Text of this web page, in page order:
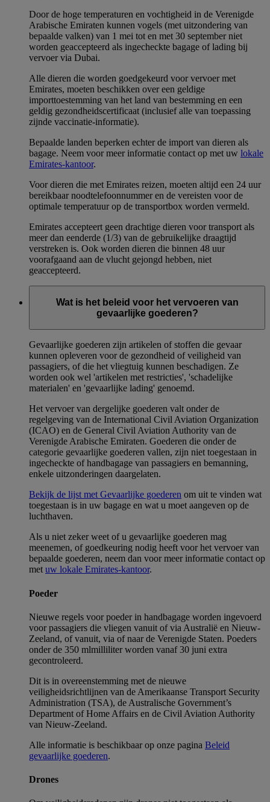
Door de hoge temperaturen en vochtigheid in de Verenigde
Arabische Emiraten kunnen vogels (met uitzondering van
bepaalde valken) van 1 mei tot en met 30 september niet
worden geaccepteerd als ingecheckte bagage of lading bij
vervoer via Dubai.
Alle dieren die worden goedgekeurd voor vervoer met
Emirates, moeten beschikken over een geldige
importtoestemming van het land van bestemming en een
geldig gezondheidscertificaat (inclusief alle van toepassing
zijnde vaccinatie-informatie).
Bepaalde landen beperken echter de import van dieren als
bagage. Neem voor meer informatie contact op met uw lokale
Emirates-kantoor.
Voor dieren die met Emirates reizen, moeten altijd een 24 uur
bereikbaar noodtelefoonnummer en de vereisten voor de
optimale temperatuur op de transportbox worden vermeld.
Emirates accepteert geen drachtige dieren voor transport als
meer dan eenderde (1/3) van de gebruikelijke draagtijd
verstreken is. Ook worden dieren die binnen 48 uur
voorafgaand aan de vlucht gejongd hebben, niet
geaccepteerd.
Wat is het beleid voor het vervoeren van
gevaarlijke goederen?
Gevaarlijke goederen zijn artikelen of stoffen die gevaar
kunnen opleveren voor de gezondheid of veiligheid van
passagiers, of die het vliegtuig kunnen beschadigen. Ze
worden ook wel 'artikelen met restricties', 'schadelijke
materialen' en 'gevaarlijke lading' genoemd.
Het vervoer van dergelijke goederen valt onder de
regelgeving van de International Civil Aviation Organization
(ICAO) en de General Civil Aviation Authority van de
Verenigde Arabische Emiraten. Goederen die onder de
categorie gevaarlijke goederen vallen, zijn niet toegestaan in
ingecheckte of handbagage van passagiers en bemanning,
enkele uitzonderingen daargelaten.
Bekijk de lijst met Gevaarlijke goederen om uit te vinden wat
toegestaan is in uw bagage en wat u moet aangeven op de
luchthaven.
Als u niet zeker weet of u gevaarlijke goederen mag
meenemen, of goedkeuring nodig heeft voor het vervoer van
bepaalde goederen, neem dan voor meer informatie contact op
metuw lokale Emirates-kantoor.
Poeder
Nieuwe regels voor poeder in handbagage worden ingevoerd
voor passagiers die vliegen vanuit of via Australië en Nieuw-
Zeeland, of vanuit, via of naar de Verenigde Staten. Poeders
onder de 350 mlmilliliterworden vanaf 30 juni extra
gecontroleerd.
Dit is in overeenstemming met de nieuwe
veiligheidsrichtlijnen van de Amerikaanse Transport Security
Administration (TSA), de Australische Government’s
Department of Home Affairs en de Civil Aviation Authority
van Nieuw-Zeeland.
Alle informatie is beschikbaar op onze pagina Beleid
gevaarlijke goederen.
Drones